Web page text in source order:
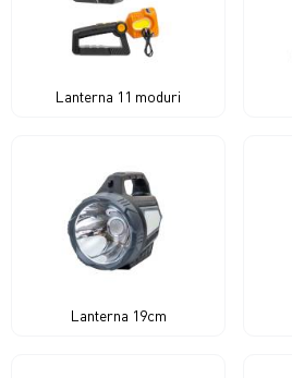
Lanterna 11 moduri
Lanterna 19cm